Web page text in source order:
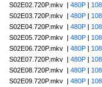
S02E02.720P.mkv | 480P |
S02E03.720P.mkv | 480P |
S02E04.720P.mkv | 480P |
S02E05.720P.mkv | 480P |
S02E06.720P.mkv | 480P |
S02E07.720P.mkv | 480P |
S02E08.720P.mkv | 480P |
S02E09.720P.mkv | 480P |